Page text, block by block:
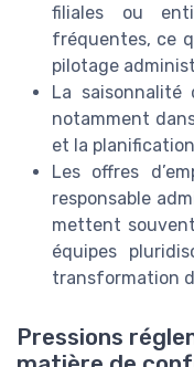
filiales ou
fréquentes, ce
pilotage
La saisonnalité
notamment
et la
Les offres
responsable
mettent
équipes
transformation
Pressions